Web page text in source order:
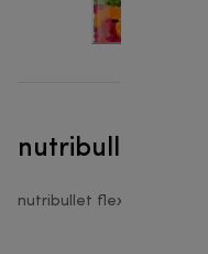
nutribullet
nutribullet flex